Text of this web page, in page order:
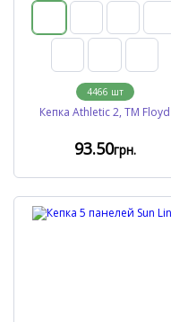
4466 шт
Кепка Athletic 2, TM Floyd
93.50грн.